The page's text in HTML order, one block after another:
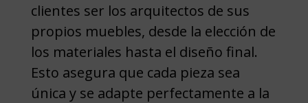
clientes ser los arquitectos de sus
propios muebles, desde la elección de
los materiales hasta el diseño final.
Esto asegura que cada pieza sea
única y se adapte perfectamente a la